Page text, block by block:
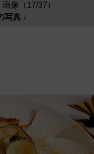
像（17/37）
写真 ↓